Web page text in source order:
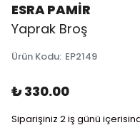
ESRA PAMİR
Yaprak Broş
Ürün Kodu: EP2149
₺ 330.00
Siparişiniz 2 iş günü